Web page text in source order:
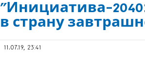
"Инициатива-
в страну
11.07.19, 23:41